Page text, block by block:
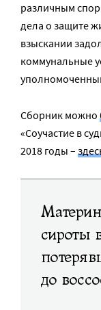
различным
дела о защите
взыскании
коммунальные
Сборник можно
«Соучастие в
2018 годы –
сироты
до